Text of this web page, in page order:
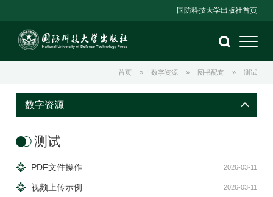
国防科技大学出版社首页
首页 » 数字资源 » 图书配套 » 测试
数字资源
测试
2026-03-11
PDF文件操作
2026-03-11
视频上传示例